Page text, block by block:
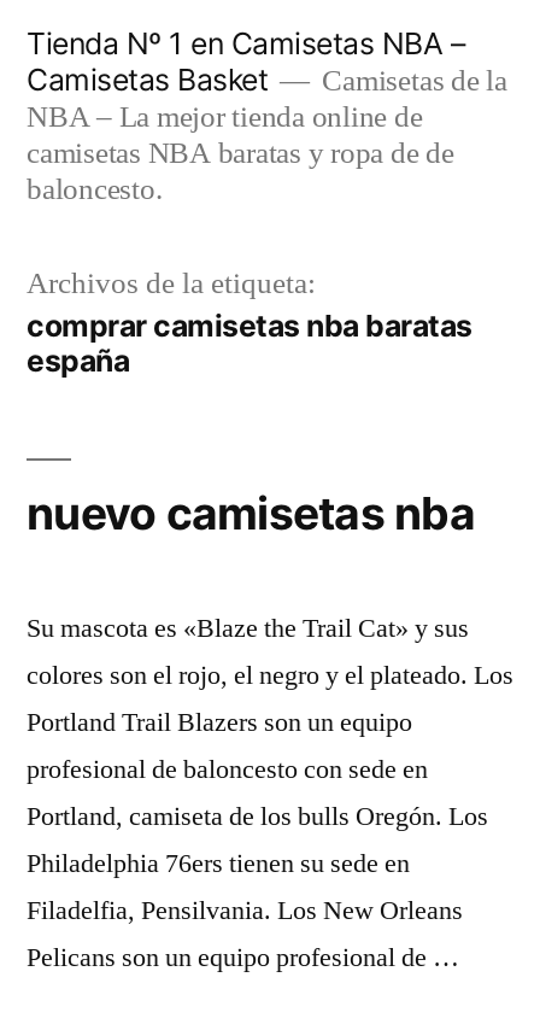
contenido
Tienda Nº 1 en Camisetas NBA –
Camisetas Basket
Camisetas de la
NBA – La mejor tienda online de
camisetas NBA baratas y ropa de de
baloncesto.
Archivos de la etiqueta:
comprar camisetas nba baratas
españa
nuevo camisetas nba
Su mascota es «Blaze the Trail Cat» y sus
colores son el rojo, el negro y el plateado. Los
Portland Trail Blazers son un equipo
profesional de baloncesto con sede en
Portland, camiseta de los bulls Oregón. Los
Philadelphia 76ers tienen su sede en
Filadelfia, Pensilvania. Los New Orleans
Pelicans son un equipo profesional de …